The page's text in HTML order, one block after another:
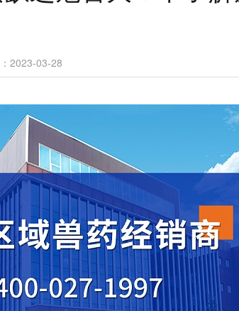
2023-03-28